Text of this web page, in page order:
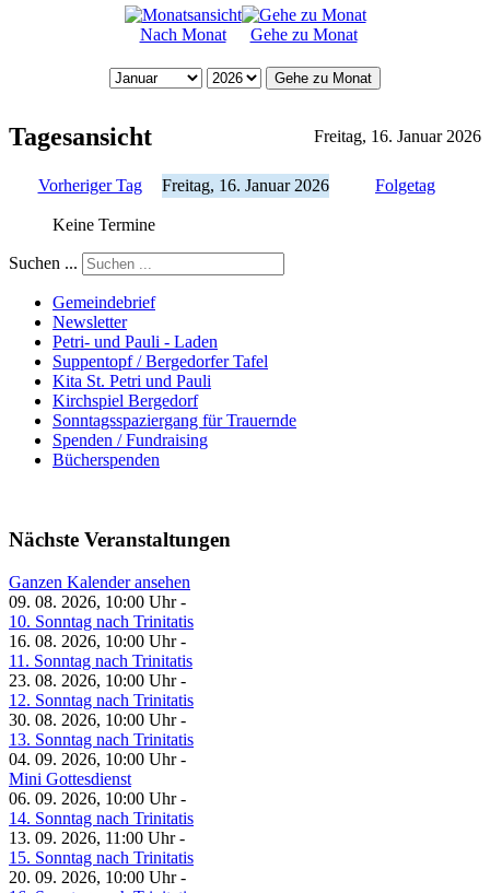
Nach Monat Gehe zu Monat
Gehe zu Monat
Tagesansicht Freitag, 16. Januar 2026
Vorheriger Tag Freitag, 16. Januar 2026 Folgetag
Keine Termine
Suchen ...
Gemeindebrief
Newsletter
Petri- und Pauli - Laden
Suppentopf / Bergedorfer Tafel
Kita St. Petri und Pauli
Kirchspiel Bergedorf
Sonntagsspaziergang für Trauernde
Spenden / Fundraising
Bücherspenden
Nächste Veranstaltungen
Ganzen Kalender ansehen
09. 08. 2026, 10:00 Uhr -
10. Sonntag nach Trinitatis
16. 08. 2026, 10:00 Uhr -
11. Sonntag nach Trinitatis
23. 08. 2026, 10:00 Uhr -
12. Sonntag nach Trinitatis
30. 08. 2026, 10:00 Uhr -
13. Sonntag nach Trinitatis
04. 09. 2026, 10:00 Uhr -
Mini Gottesdienst
06. 09. 2026, 10:00 Uhr -
14. Sonntag nach Trinitatis
13. 09. 2026, 11:00 Uhr -
15. Sonntag nach Trinitatis
20. 09. 2026, 10:00 Uhr -